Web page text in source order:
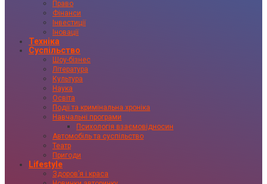
Право
Фінанси
Інвестиції
Іновації
Техніка
Суспільство
Шоу-бізнес
Література
Культура
Наука
Освіта
Події та кримінальна хроніка
Навчальні програми
Психологія взаємовідносин
Автомобіль та суспільство
Театр
Пригоди
Lifestyle
Здоровʼя і краса